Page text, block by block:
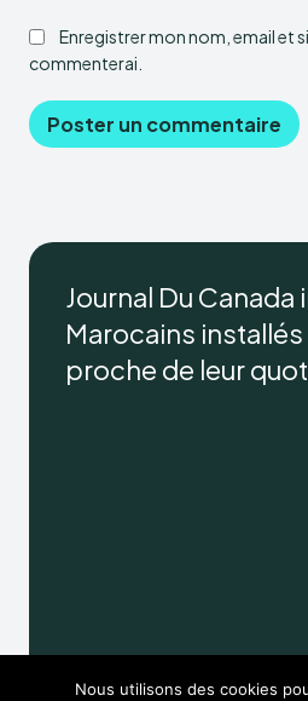
Enregistrer mon nom, email et
commenterai.
Journal Du
Marocains
proche de leur
Nous utilisons des cookies